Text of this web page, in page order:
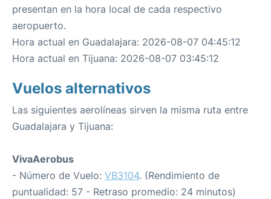
presentan en la hora local de cada respectivo
aeropuerto.
Hora actual en Guadalajara: 2026-08-07 04:45:12
Hora actual en Tijuana: 2026-08-07 03:45:12
Vuelos alternativos
Las siguientes aerolíneas sirven la misma ruta entre
Guadalajara y Tijuana:
VivaAerobus
- Número de Vuelo: VB3104. (Rendimiento de
puntualidad: 57 - Retraso promedio: 24 minutos)